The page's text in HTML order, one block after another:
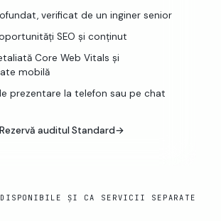
verificat de un inginer senior
SEO și conținut
Core Web Vitals și
mobilă
prezentare la telefon sau pe chat
Rezervă auditul Standard→
DISPONIBILE ȘI CA SERVICII SEPARATE